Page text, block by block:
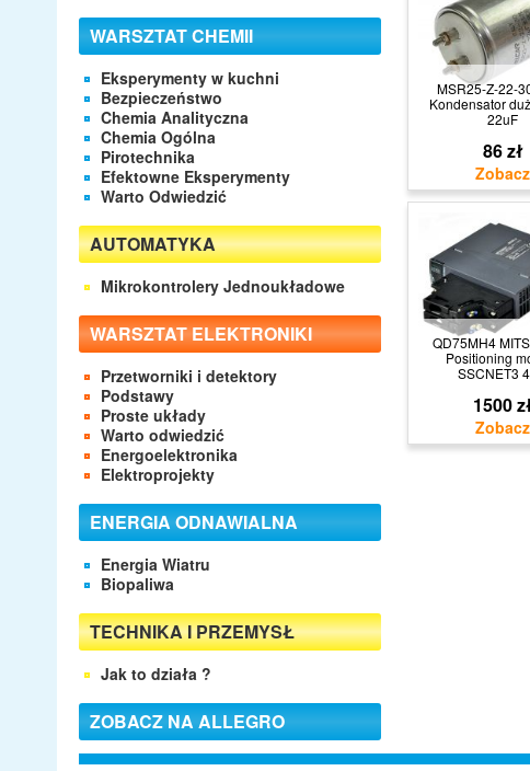
WARSZTAT CHEMII
Eksperymenty w kuchni
Bezpieczeństwo
Chemia Analityczna
Chemia Ogólna
Pirotechnika
Efektowne Eksperymenty
Warto Odwiedzić
AUTOMATYKA
Mikrokontrolery Jednoukładowe
WARSZTAT ELEKTRONIKI
Przetworniki i detektory
Podstawy
Proste układy
Warto odwiedzić
Energoelektronika
Elektroprojekty
ENERGIA ODNAWIALNA
Energia Wiatru
Biopaliwa
TECHNIKA I PRZEMYSŁ
Jak to działa ?
ZOBACZ NA ALLEGRO
MSR25-Z-22-
Kondensator
22uF
86 zł
QD75MH4
Positioning
SSCNET3
1500